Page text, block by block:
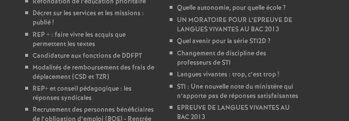
Décret sur les services et les missions :
publié!
REP + : faire vivre les acquis que
permettent les textes
Candidature aux fonctions de DDFPT
Modalités de remboursement des frais de
déplacement (CSD et TZR)
REP+ et conseil pédagogique : les
réponses syndicales
Recrutement des personnes bénéficiaires
Quelle autonomie, pour quelle école?
UN MORATOIRE POUR L’EPREUVE DE
LANGUES VIVANTES AU BAC 2013
Quel avenir pour la série STI2D ?
Changement de discipline des
professeurs de STI
Langues vivantes : trop, c’est trop!
STI : Une nouvelle note du ministére qui
n’apporte pas de réponses satisfaisantes
EPREUVE DE LANGUES VIVANTES AU
BAC 2013